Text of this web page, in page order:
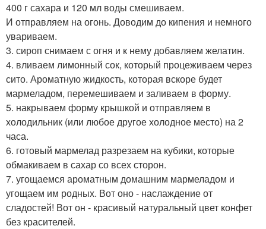
400 г сахара и 120 мл воды смешиваем.
И отправляем на огонь. Доводим до кипения и немного
увариваем.
3. сироп снимаем с огня и к нему добавляем желатин.
4. вливаем лимонный сок, который процеживаем через
сито. Ароматную жидкость, которая вскоре будет
мармеладом, перемешиваем и заливаем в форму.
5. накрываем форму крышкой и отправляем в
холодильник (или любое другое холодное место) на 2
часа.
6. готовый мармелад разрезаем на кубики, которые
обмакиваем в сахар со всех сторон.
7. угощаемся ароматным домашним мармеладом и
угощаем им родных. Вот оно - наслаждение от
сладостей! Вот он - красивый натуральный цвет конфет
без красителей.